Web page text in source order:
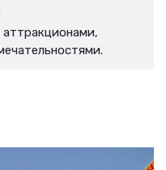
аттракционами,